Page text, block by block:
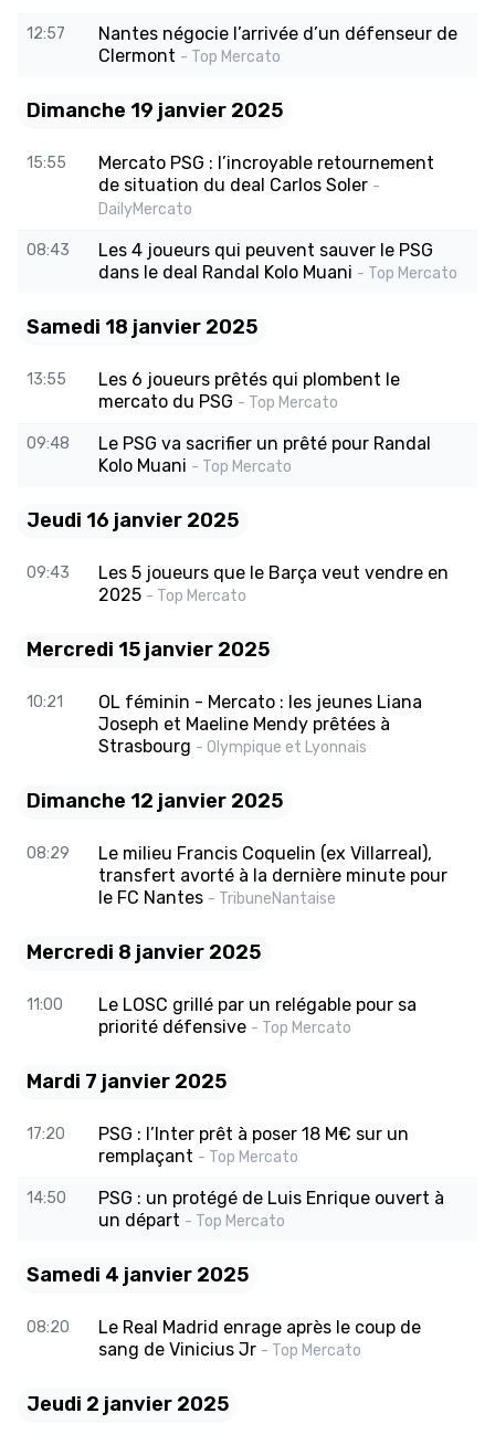
12:57
Nantes négocie l’arrivée d’un défenseur de
Clermont - Top Mercato
Dimanche 19 janvier 2025
15:55
Mercato PSG : l’incroyable retournement
de situation du deal Carlos Soler -
DailyMercato
08:43
Les 4 joueurs qui peuvent sauver le PSG
dans le deal Randal Kolo Muani - Top Mercato
Samedi 18 janvier 2025
13:55
Les 6 joueurs prêtés qui plombent le
mercato du PSG - Top Mercato
09:48
Le PSG va sacrifier un prêté pour Randal
Kolo Muani - Top Mercato
Jeudi 16 janvier 2025
09:43
Les 5 joueurs que le Barça veut vendre en
2025 - Top Mercato
Mercredi 15 janvier 2025
10:21
OL féminin - Mercato : les jeunes Liana
Joseph et Maeline Mendy prêtées à
Strasbourg - Olympique et Lyonnais
Dimanche 12 janvier 2025
08:29
Le milieu Francis Coquelin (ex Villarreal),
transfert avorté à la dernière minute pour
le FC Nantes - TribuneNantaise
Mercredi 8 janvier 2025
11:00
Le LOSC grillé par un relégable pour sa
priorité défensive - Top Mercato
Mardi 7 janvier 2025
17:20
PSG : l’Inter prêt à poser 18 M€ sur un
remplaçant - Top Mercato
14:50
PSG : un protégé de Luis Enrique ouvert à
un départ - Top Mercato
Samedi 4 janvier 2025
08:20
Le Real Madrid enrage après le coup de
sang de Vinicius Jr - Top Mercato
Jeudi 2 janvier 2025